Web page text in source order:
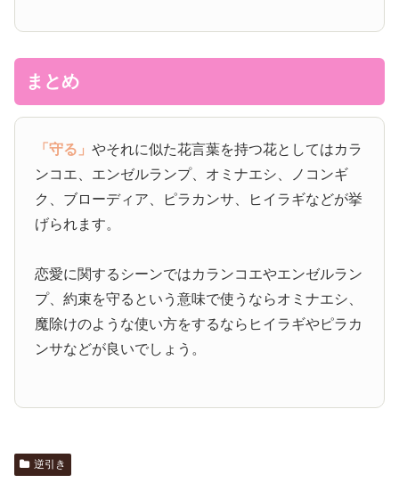
まとめ
「守る」やそれに似た花言葉を持つ花としてはカラ
ンコエ、エンゼルランプ、オミナエシ、ノコンギ
ク、ブローディア、ピラカンサ、ヒイラギなどが挙
げられます。
恋愛に関するシーンではカランコエやエンゼルラン
プ、約束を守るという意味で使うならオミナエシ、
魔除けのような使い方をするならヒイラギやピラカ
ンサなどが良いでしょう。
逆引き